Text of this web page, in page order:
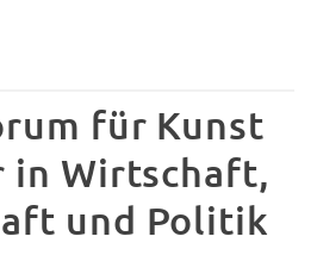
für Kunst
in Wirtschaft,
und Politik